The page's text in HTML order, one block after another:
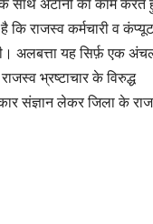
साथ अटॉर्नी का काम करते
राजस्व कर्मचारी व
अलबत्ता यह सिर्फ़ एक
भ्रष्टाचार के विरुद्ध
संज्ञान लेकर जिला के